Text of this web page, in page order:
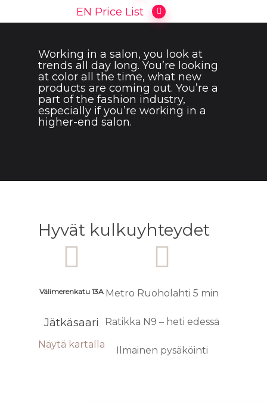
EN Price List
Working in a salon, you look at
trends all day long. You’re looking
at color all the time, what new
products are coming out. You’re a
part of the fashion industry,
especially if you’re working in a
higher-end salon.
Hyvät kulkuyhteydet
Välimerenkatu 13A
Jätkäsaari
Näytä kartalla
Metro Ruoholahti 5 min
Ratikka N9 – heti edessä
Ilmainen pysäköinti